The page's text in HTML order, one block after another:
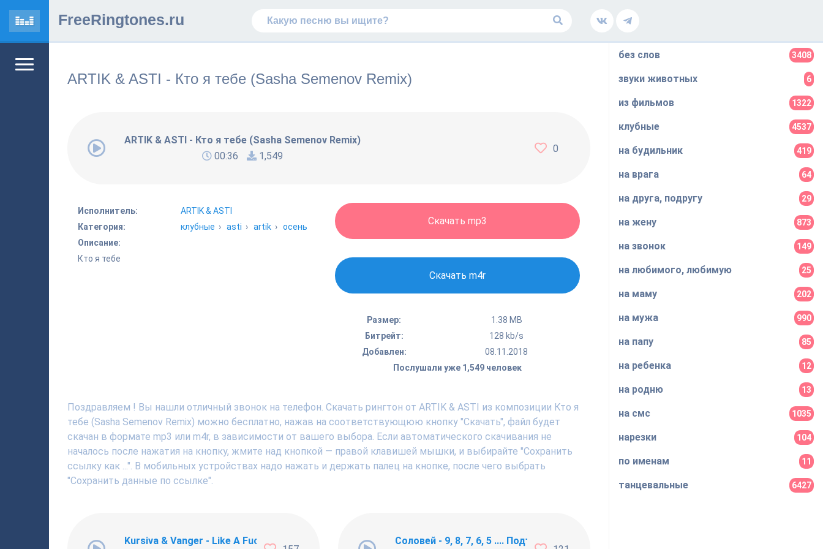
FreeRingtones.ru
ARTIK & ASTI - Кто я тебе (Sasha Semenov Remix)
ARTIK & ASTI - Кто я тебе (Sasha Semenov Remix)
00:36
1,549
0
Исполнитель:
ARTIK & ASTI
Категория:
клубные › asti › artik › осень
Описание:
Кто я тебе
Скачать mp3
Скачать m4r
Размер:
1.38 MB
Битрейт:
128 kb/s
Добавлен:
08.11.2018
Послушали уже 1,549 человек
Поздравляем ! Вы нашли отличный звонок на телефон. Скачать рингтон от ARTIK & ASTI из композиции Кто я
тебе (Sasha Semenov Remix) можно бесплатно, нажав на соответствующюю кнопку "Скачать", файл будет
скачан в формате mp3 или m4r, в зависимости от вашего выбора. Если автоматического скачивания не
началось после нажатия на кнопку, жмите над кнопкой — правой клавишей мышки, и выбирайте "Сохранить
ссылку как ...". В мобильных устройствах надо нажать и держать палец на кнопке, после чего выбрать
"Сохранить данные по ссылке".
Kursiva & Vanger - Like A Fucking Newbie Соловей - 9, 8, 7, 6, 5 .... Подъём !!!
без слов 3408
звуки животных 6
из фильмов 1322
клубные 4537
на будильник 419
на врага 64
на друга, подругу 29
на жену 873
на звонок 149
на любимого, любимую 25
на маму 202
на мужа 990
на папу 85
на ребенка 12
на родню 13
на смс 1035
нарезки 104
по именам 11
танцевальные 6427